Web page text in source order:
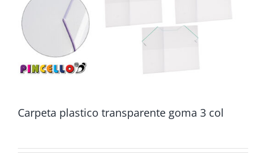
Carpeta plastico transparente goma 3 col